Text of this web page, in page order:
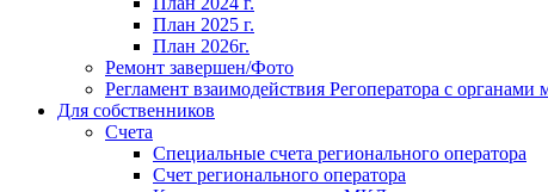
План 2025 г.
План 2026г.
Ремонт завершен/Фото
Регламент взаимодействия Регоператора с органами
Для собственников
Счета
Специальные счета регионального оператора
Счет регионального оператора